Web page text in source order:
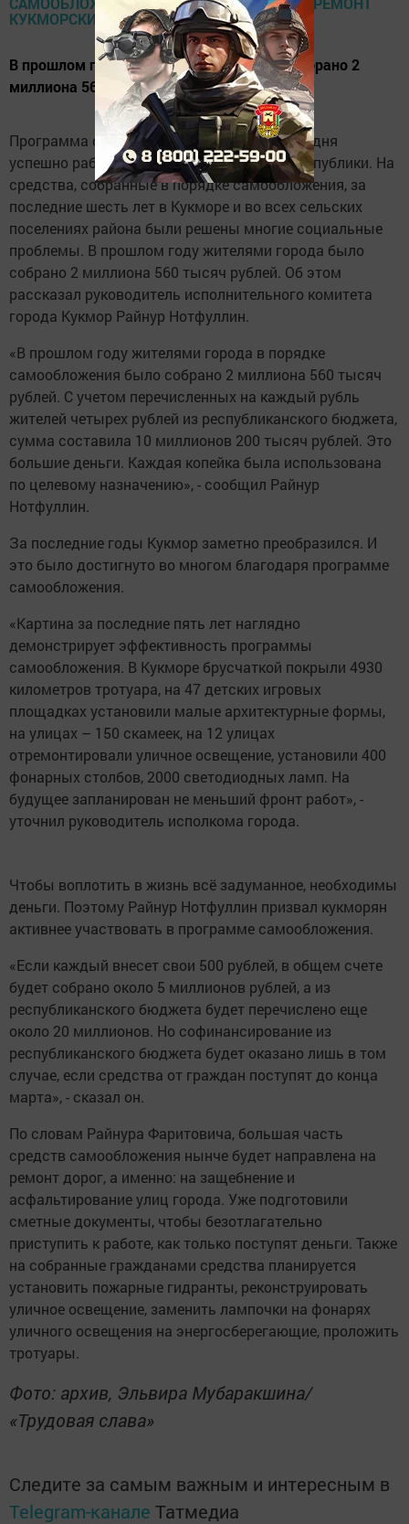
В прошлом году жителями города было собрано 2
миллиона 560 тысяч рублей.
Программа самообложения граждан и сегодня
успешно работает на территории нашей республики. На
средства, собранные в порядке самообложения, за
последние шесть лет в Кукморе и во всех сельских
поселениях района были решены многие социальные
проблемы. В прошлом году жителями города было
собрано 2 миллиона 560 тысяч рублей. Об этом
рассказал руководитель исполнительного комитета
города Кукмор Райнур Нотфуллин.
«В прошлом году жителями города в порядке
самообложения было собрано 2 миллиона 560 тысяч
рублей. С учетом перечисленных на каждый рубль
жителей четырех рублей из республиканского бюджета,
сумма составила 10 миллионов 200 тысяч рублей. Это
большие деньги. Каждая копейка была использована
по целевому назначению», - сообщил Райнур
Нотфуллин.
За последние годы Кукмор заметно преобразился. И
это было достигнуто во многом благодаря программе
самообложения.
«Картина за последние пять лет наглядно
демонстрирует эффективность программы
самообложения. В Кукморе брусчаткой покрыли 4930
километров тротуара, на 47 детских игровых
площадках установили малые архитектурные формы,
на улицах – 150 скамеек, на 12 улицах
отремонтировали уличное освещение, установили 400
фонарных столбов, 2000 светодиодных ламп. На
будущее запланирован не меньший фронт работ», -
уточнил руководитель исполкома города.
Чтобы воплотить в жизнь всё задуманное, необходимы
деньги. Поэтому Райнур Нотфуллин призвал кукморян
активнее участвовать в программе самообложения.
«Если каждый внесет свои 500 рублей, в общем счете
будет собрано около 5 миллионов рублей, а из
республиканского бюджета будет перечислено еще
около 20 миллионов. Но софинансирование из
республиканского бюджета будет оказано лишь в том
случае, если средства от граждан поступят до конца
марта», - сказал он.
По словам Райнура Фаритовича, большая часть
средств самообложения нынче будет направлена на
ремонт дорог, а именно: на защебнение и
асфальтирование улиц города. Уже подготовили
сметные документы, чтобы безотлагательно
приступить к работе, как только поступят деньги. Также
на собранные гражданами средства планируется
установить пожарные гидранты, реконструировать
уличное освещение, заменить лампочки на фонарях
уличного освещения на энергосберегающие, проложить
тротуары.
Фото: архив, Эльвира Мубаракшина/
«Трудовая слава»
Следите за самым важным и интересным в
Telegram-канале Татмедиа